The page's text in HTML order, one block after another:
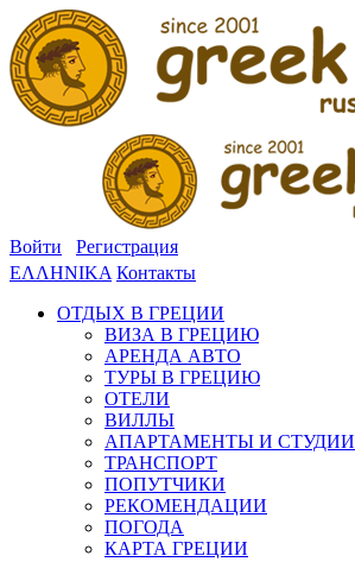
Войти
Регистрация
ΕΛΛΗΝΙΚΑ Контакты
ОТДЫХ В ГРЕЦИИ
ВИЗА В ГРЕЦИЮ
АРЕНДА АВТО
ТУРЫ В ГРЕЦИЮ
ОТЕЛИ
ВИЛЛЫ
АПАРТАМЕНТЫ И СТУДИИ
ТРАНСПОРТ
ПОПУТЧИКИ
РЕКОМЕНДАЦИИ
ПОГОДА
КАРТА ГРЕЦИИ